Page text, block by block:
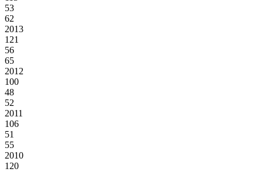
53
62
2013
121
56
65
2012
100
48
52
2011
106
51
55
2010
120